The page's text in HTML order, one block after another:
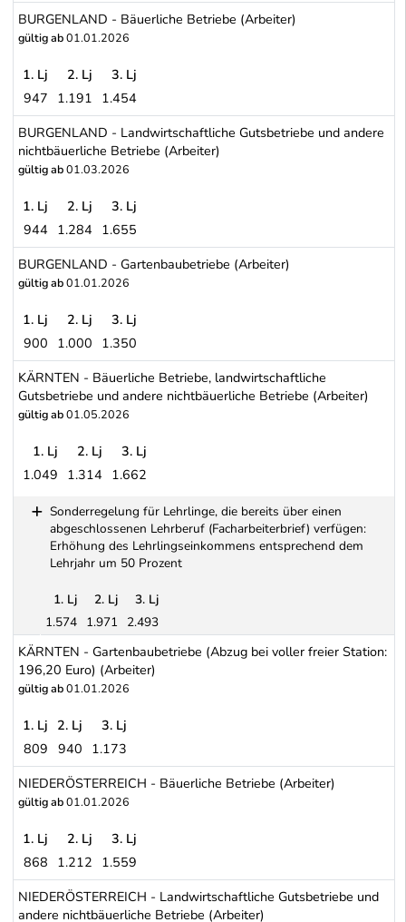
BURGENLAND - Bäuerliche Betriebe (Arbeiter)
gültig ab01.01.2026
BURGENLAND - Bäuerliche Betriebe (Arbeiter)
1. Lj 2. Lj
3. Lj
947 1.191 1.454
BURGENLAND - Landwirtschaftliche Gutsbetriebe und andere
nichtbäuerliche Betriebe (Arbeiter)
gültig ab01.03.2026
BURGENLAND - Landwirtschaftliche Gutsbetriebe und andere
1. Lj 2. Lj
3. Lj
944 1.284 1.655
BURGENLAND - Gartenbaubetriebe (Arbeiter)
gültig ab01.01.2026
BURGENLAND - Gartenbaubetriebe (Arbeiter)
1. Lj 2. Lj
3. Lj
900 1.000 1.350
KÄRNTEN - Bäuerliche Betriebe, landwirtschaftliche
Gutsbetriebe und andere nichtbäuerliche Betriebe (Arbeiter)
gültig ab01.05.2026
1. Lj 2. Lj
3. Lj
1.049 1.314 1.662
Sonderregelung für Lehrlinge, die bereits über einen
abgeschlossenen Lehrberuf (Facharbeiterbrief) verfügen:
Erhöhung des Lehrlingseinkommens entsprechend dem
Lehrjahr um 50 Prozent
Sonderregelung für Lehrlinge, die bereits über einen
1. Lj 2. Lj
3. Lj
1.574 1.971 2.493
KÄRNTEN - Gartenbaubetriebe (Abzug bei voller freier Station:
196,20 Euro) (Arbeiter)
gültig ab01.01.2026
KÄRNTEN - Gartenbaubetriebe (Abzug bei voller freier Station:
1. Lj 2. Lj
3. Lj
809 940 1.173
NIEDERÖSTERREICH - Bäuerliche Betriebe (Arbeiter)
gültig ab01.01.2026
NIEDERÖSTERREICH - Bäuerliche Betriebe (Arbeiter)
1. Lj 2. Lj
3. Lj
868 1.212 1.559
NIEDERÖSTERREICH - Landwirtschaftliche Gutsbetriebe und
andere nichtbäuerliche Betriebe (Arbeiter)